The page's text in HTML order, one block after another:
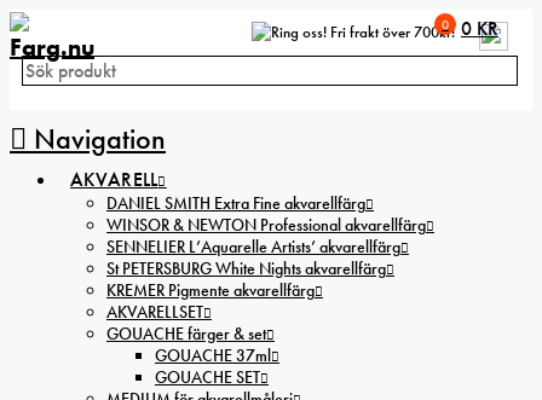
Fri frakt över 700kr!
Navigation
0 0 KR
AKVARELL
DANIEL SMITH Extra Fine akvarellfärg
WINSOR & NEWTON Professional akvarellfärg
SENNELIER L’Aquarelle Artists’ akvarellfärg
St PETERSBURG White Nights akvarellfärg
KREMER Pigmente akvarellfärg
AKVARELLSET
GOUACHE färger & set
GOUACHE 37ml
GOUACHE SET